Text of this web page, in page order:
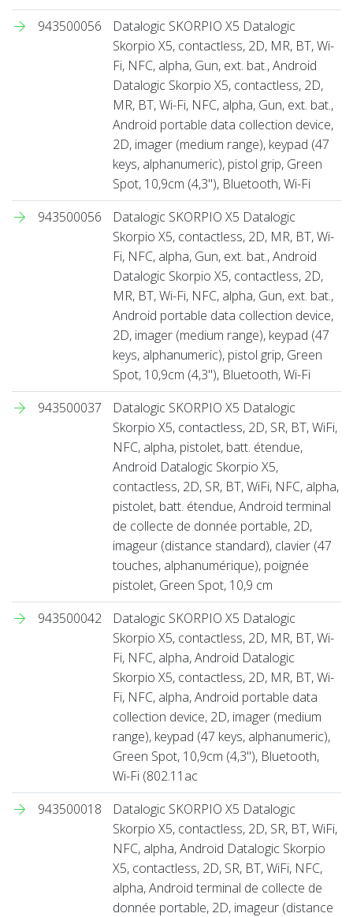
943500056
Datalogic SKORPIO X5 Datalogic
Skorpio X5, contactless, 2D, MR, BT, Wi-
Fi, NFC, alpha, Gun, ext. bat., Android
Datalogic Skorpio X5, contactless, 2D,
MR, BT, Wi-Fi, NFC, alpha, Gun, ext. bat.,
Android portable data collection device,
2D, imager (medium range), keypad (47
keys, alphanumeric), pistol grip, Green
Spot, 10,9cm (4,3''), Bluetooth, Wi-Fi
943500056
Datalogic SKORPIO X5 Datalogic
Skorpio X5, contactless, 2D, MR, BT, Wi-
Fi, NFC, alpha, Gun, ext. bat., Android
Datalogic Skorpio X5, contactless, 2D,
MR, BT, Wi-Fi, NFC, alpha, Gun, ext. bat.,
Android portable data collection device,
2D, imager (medium range), keypad (47
keys, alphanumeric), pistol grip, Green
Spot, 10,9cm (4,3''), Bluetooth, Wi-Fi
943500037
Datalogic SKORPIO X5 Datalogic
Skorpio X5, contactless, 2D, SR, BT, WiFi,
NFC, alpha, pistolet, batt. étendue,
Android Datalogic Skorpio X5,
contactless, 2D, SR, BT, WiFi, NFC, alpha,
pistolet, batt. étendue, Android terminal
de collecte de donnée portable, 2D,
imageur (distance standard), clavier (47
touches, alphanumérique), poignée
pistolet, Green Spot, 10,9 cm
943500042
Datalogic SKORPIO X5 Datalogic
Skorpio X5, contactless, 2D, MR, BT, Wi-
Fi, NFC, alpha, Android Datalogic
Skorpio X5, contactless, 2D, MR, BT, Wi-
Fi, NFC, alpha, Android portable data
collection device, 2D, imager (medium
range), keypad (47 keys, alphanumeric),
Green Spot, 10,9cm (4,3''), Bluetooth,
Wi-Fi (802.11ac
943500018
Datalogic SKORPIO X5 Datalogic
Skorpio X5, contactless, 2D, SR, BT, WiFi,
NFC, alpha, Android Datalogic Skorpio
X5, contactless, 2D, SR, BT, WiFi, NFC,
alpha, Android terminal de collecte de
donnée portable, 2D, imageur (distance